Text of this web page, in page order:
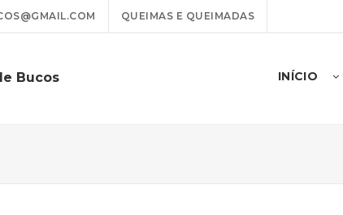
QUEIMAS E QUEIMADAS
Bucos INÍCIO